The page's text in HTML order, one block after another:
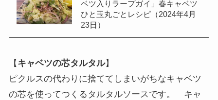
ベツ入りラープガイ」春キャベツ
ひと玉丸ごとレシピ（2024年4月
23日）
【 キャベツの芯タルタル】
ピクルスの代わりに捨ててしまいがちなキャベツ
の芯を使ってつくるタルタルソースです。 キャ